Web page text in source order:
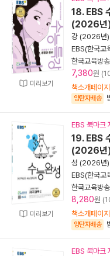
미리보기
18. EBS
(2026년
강 (2026년)
EBS(한국교
한국교육방
7,380원
책소개페이
양탄자배송
미리보기
EBS 북마크
19. EBS
(2026년
성 (2026년)
EBS(한국교
한국교육방
8,280원
책소개페이
양탄자배송
EBS 북마크